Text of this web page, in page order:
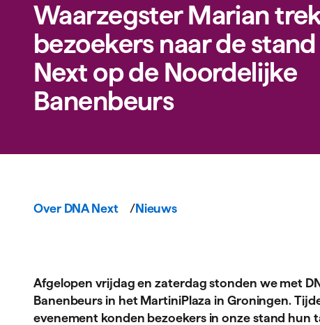
Waar­zegster Marian
bezoekers naar de
Next op de Noor­delijke
Banenbeurs
Over DNA Next Nieuws
Afgelopen vrijdag en zaterdag stonden we met
Banenbeurs in het MartiniPlaza in Groningen.
evenement konden bezoekers in onze stand hun